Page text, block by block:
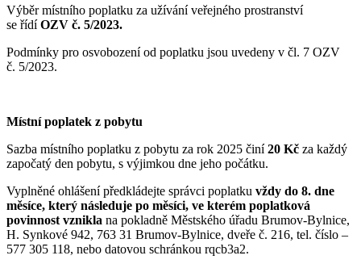
Výběr místního poplatku za užívání veřejného prostranství
se řídíOZV č. 5/2023.
Podmínky pro osvobození od poplatku jsou uvedeny v čl. 7 OZV
č. 5/2023.
Místní poplatek z pobytu
Sazba místního poplatku z pobytu za rok 2025 činí20 Kč za každý
započatý den pobytu, s výjimkou dne jeho počátku.
Vyplněné ohlášení předkládejte správci poplatku vždy do 8. dne
měsíce, který následuje po měsíci, ve kterém poplatková
povinnost vznikla na pokladně Městského úřadu Brumov-Bylnice,
H. Synkové 942, 763 31 Brumov-Bylnice, dveře č. 216, tel. číslo –
577 305 118, nebo datovou schránkou rqcb3a2.